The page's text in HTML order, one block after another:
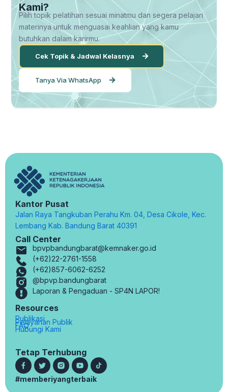
Kami?
Pilih topik pelatihan sesuai minatmu dan segera pelajari
materinya untuk menguasai keahlian yang kamu
butuhkan dalam karirmu.
Cek Topik & Jadwal Kelasnya
Tanya Via WhatsApp
Kantor Pusat
Jalan Raya Tangkuban Perahu Km. 04, Desa Cikole, Kec.
Lembang Kab. Bandung Barat 40391
Call Center
bpvpbandungbarat@kemnaker.go.id
(+62)22-2761-1558
(+62)857-6062-6252
@bpvp.bandungbarat
Laporan & Pengaduan - SP4N LAPOR!
Resources
Publikasi
Pelayanan Publik
FAQ
Hubungi Kami
Tetap Terhubung
#memberiyangterbaik